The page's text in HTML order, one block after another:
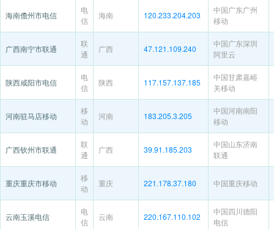
海南儋州市电信
电
信
海南 120.233.204.203
中国广东广州
移动
广西南宁市联通
联
通
广西 47.121.109.240
中国广东深圳
阿里云
陕西咸阳市电信
电
信
陕西 117.157.137.185
中国甘肃嘉峪
关移动
河南驻马店移动
移
动
河南 183.205.3.205
中国河南南阳
移动
广西钦州市联通
联
通
广西 39.91.185.203
中国山东济南
联通
重庆重庆市移动
移
动
重庆 221.178.37.180 中国重庆移动
云南玉溪电信
电
信
云南 220.167.110.102
中国四川德阳
电信